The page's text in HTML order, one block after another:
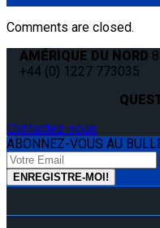
Comments are closed.
AMÉRIQUE DU NORD
+44 (0) 1227 773035
Contactez-nous
ABONNEZ-VOUS AU